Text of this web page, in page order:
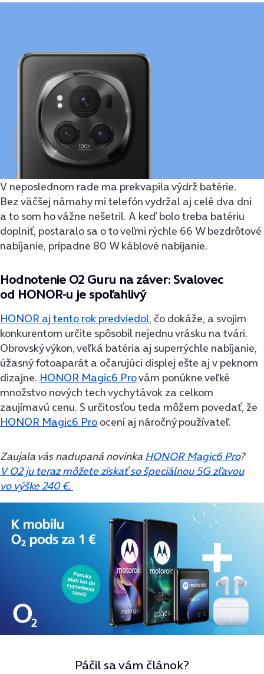
V neposlednom rade ma prekvapila výdrž batérie.
Bez väčšej námahy mi telefón vydržal aj celé dva dni
a to som ho vážne nešetril. A keď bolo treba batériu
doplniť, postaralo sa o to veľmi rýchle 66 W bezdrôtové
nabíjanie, prípadne 80 W káblové nabíjanie.
Hodnotenie O2 Guru na záver: Svalovec
od HONOR-u je spoľahlivý
HONOR aj tento rok predviedol, čo dokáže, a svojim
konkurentom určite spôsobil nejednu vrásku na tvári.
Obrovský výkon, veľká batéria aj superrýchle nabíjanie,
úžasný fotoaparát a očarujúci displej ešte aj v peknom
dizajne. HONOR Magic6 Provám ponúkne veľké
množstvo nových tech vychytávok za celkom
zaujímavú cenu. S určitosťou teda môžem povedať, že
HONOR Magic6 Pro ocení aj náročný používateľ.
Zaujala vás nadupaná novinka HONOR Magic6 Pro?
V O2 ju teraz môžete získať so špeciálnou 5G zľavou
vo výške 240 €.
Páčil sa vám článok?